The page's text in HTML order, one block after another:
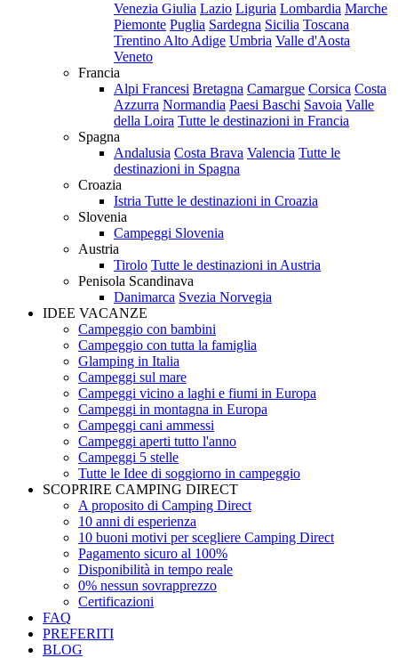
Venezia Giulia Lazio Liguria Lombardia Marche
Piemonte Puglia Sardegna Sicilia Toscana
Trentino Alto Adige Umbria Valle d'Aosta
Veneto
Francia
Alpi Francesi Bretagna Camargue Corsica Costa
Azzurra Normandia Paesi Baschi Savoia Valle
della Loira Tutte le destinazioni in Francia
Spagna
Andalusia Costa Brava Valencia Tutte le
destinazioni in Spagna
Croazia
Istria Tutte le destinazioni in Croazia
Slovenia
Campeggi Slovenia
Austria
Tirolo Tutte le destinazioni in Austria
Penisola Scandinava
Danimarca Svezia Norvegia
IDEE VACANZE
Campeggio con bambini
Campeggio con tutta la famiglia
Glamping in Italia
Campeggi sul mare
Campeggi vicino a laghi e fiumi in Europa
Campeggi in montagna in Europa
Campeggi cani ammessi
Campeggi aperti tutto l'anno
Campeggi 5 stelle
Tutte le Idee di soggiorno in campeggio
SCOPRIRE CAMPING DIRECT
A proposito di Camping Direct
10 anni di esperienza
10 buoni motivi per scegliere Camping Direct
Pagamento sicuro al 100%
Disponibilità in tempo reale
0% nessun sovrapprezzo
Certificazioni
FAQ
PREFERITI
BLOG